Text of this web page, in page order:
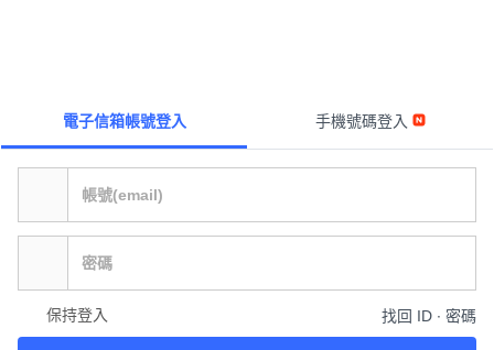
電子信箱帳號登入 手機號碼登入
保持登入 找回 ID ∙ 密碼